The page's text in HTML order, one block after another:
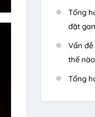
Tổng
đặt
Vấn
thế
Tổng